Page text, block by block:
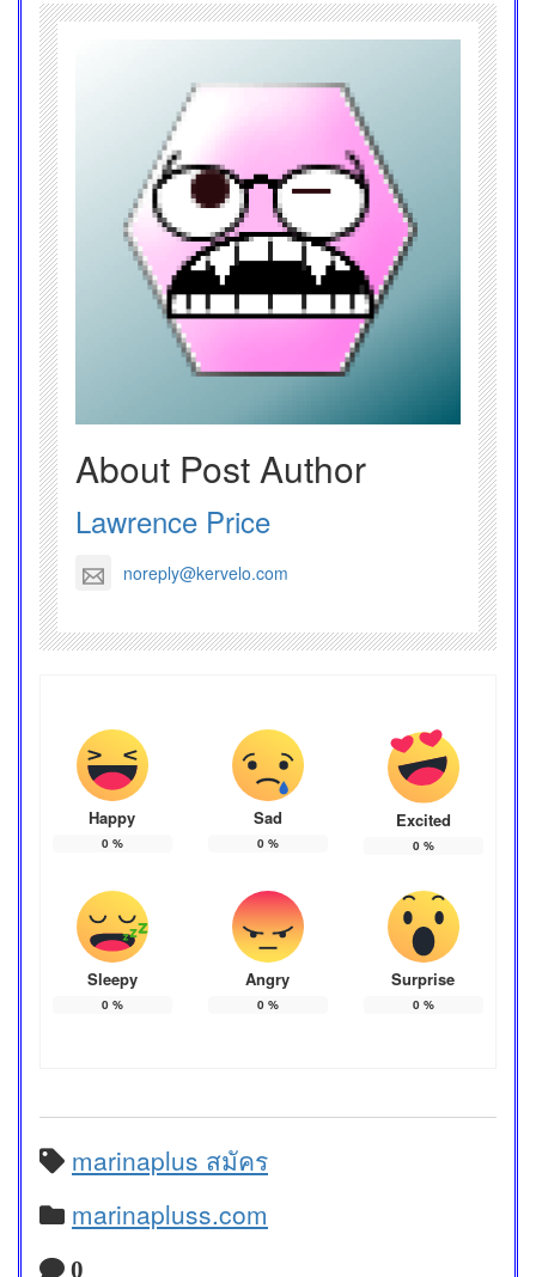
About Post Author
Lawrence Price
noreply@kervelo.com
Happy
0%
Sad
0%
Excited
0%
Sleepy
0%
Angry
0%
Surprise
0%
marinaplus สมัคร
marinapluss.com
0